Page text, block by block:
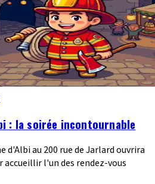
: la soirée incontournable
d'Albi au 200 rue de Jarlard ouvrira
accueillir l'un des rendez-vous